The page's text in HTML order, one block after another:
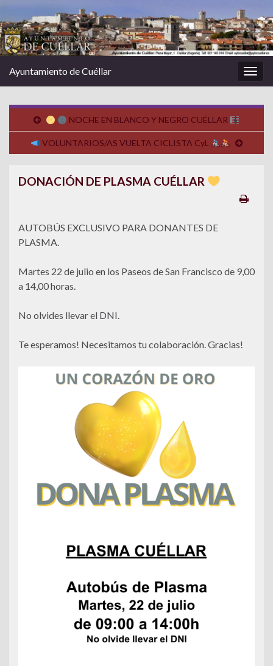
la
Ayuntamiento de Cuéllar
NOCHE EN BLANCO Y NEGRO CUÉLLAR
VOLUNTARIOS/AS VUELTA CICLISTA CyL
DONACIÓN DE PLASMA CUÉLLAR
AUTOBÚS EXCLUSIVO PARA DONANTES DE
PLASMA.
Martes 22 de julio en los Paseos de San Francisco de 9,00
a 14,00 horas.
No olvides llevar el DNI.
Te esperamos! Necesitamos tu colaboración. Gracias!